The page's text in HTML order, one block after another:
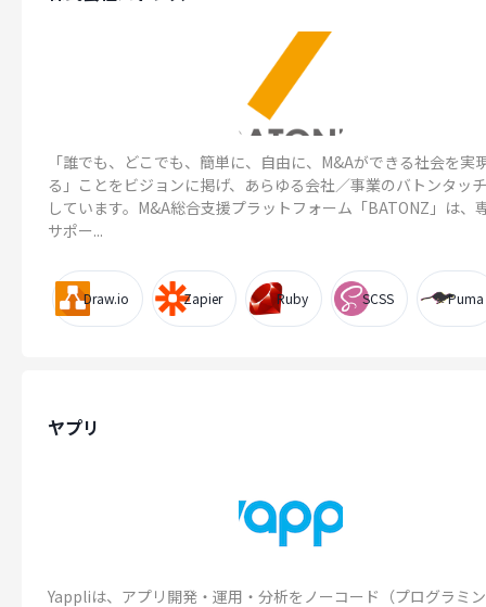
「誰でも、どこでも、簡単に、自由に、M&Aができる社会を実
る」ことをビジョンに掲げ、あらゆる会社／事業のバトンタッ
しています。M&A総合支援プラットフォーム「BATONZ」は、
サポー...
Draw.io Zapier Ruby SCSS Puma
ヤプリ
Yappliは、アプリ開発・運用・分析をノーコード（プログラミ